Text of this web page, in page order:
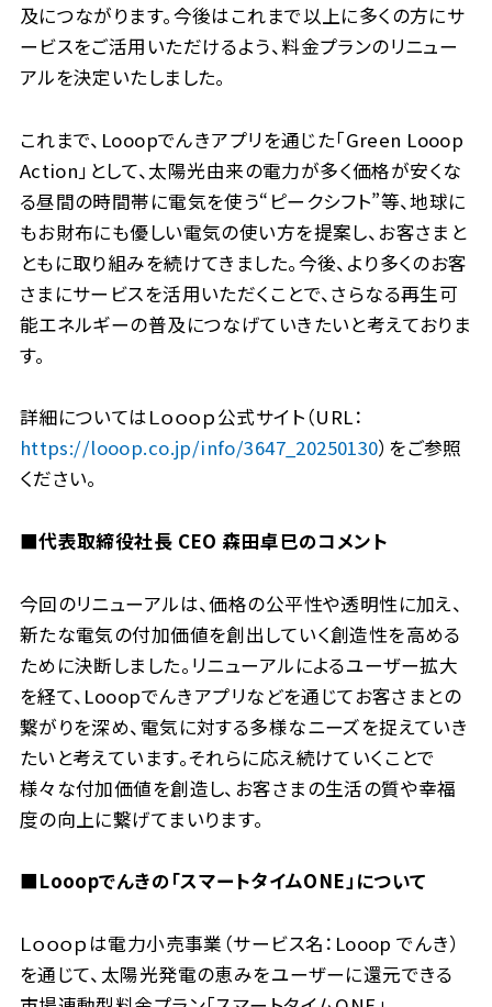
及につながります。今後はこれまで以上に多くの方にサ
ービスをご活用いただけるよう、料金プランのリニュー
アルを決定いたしました。
これまで、Looopでんきアプリを通じた「Green Looop
Action」として、太陽光由来の電力が多く価格が安くな
る昼間の時間帯に電気を使う“ピークシフト”等、地球に
もお財布にも優しい電気の使い方を提案し、お客さまと
ともに取り組みを続けてきました。今後、より多くのお客
さまにサービスを活用いただくことで、さらなる再生可
能エネルギーの普及につなげていきたいと考えておりま
す。
詳細についてはＬｏｏｏｐ公式サイト（URL：
https://looop.co.jp/info/3647_20250130）をご参照
ください。
■代表取締役社長 CEO 森田卓巳のコメント
今回のリニューアルは、価格の公平性や透明性に加え、
新たな電気の付加価値を創出していく創造性を高める
ために決断しました。リニューアルによるユーザー拡大
を経て、Looopでんきアプリなどを通じてお客さまとの
繋がりを深め、電気に対する多様なニーズを捉えていき
たいと考えています。それらに応え続けていくことで
様々な付加価値を創造し、お客さまの生活の質や幸福
度の向上に繋げてまいります。
■Looopでんきの「スマートタイムONE」について
Ｌｏｏｏｐは電力小売事業（サービス名：Looop でんき）
を通じて、太陽光発電の恵みをユーザーに還元できる